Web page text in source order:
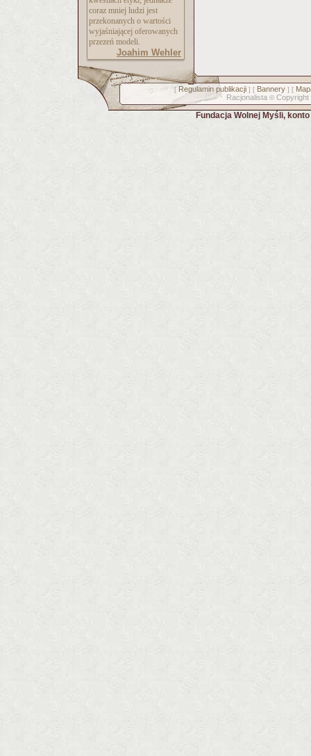
coraz mniej ludzi jest
przekonanych o wartości
wyjaśniającej oferowanych
przezeń modeli.
Joahim Wehler
[ Regulamin publikacji] [ Bannery] [
Racjonalista © Copyright
Fundacja Wolnej Myśli,